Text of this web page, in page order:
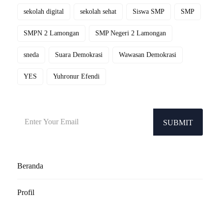
sekolah digital sekolah sehat Siswa SMP SMP
SMPN 2 Lamongan SMP Negeri 2 Lamongan
sneda Suara Demokrasi Wawasan Demokrasi
YES Yuhronur Efendi
SUBMIT
Beranda
Profil